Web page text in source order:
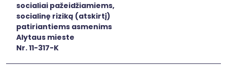
socialiai pažeidžiamiems,
socialinę riziką (atskirtį)
patiriantiems asmenims
Alytaus mieste
Nr. 11-317-K